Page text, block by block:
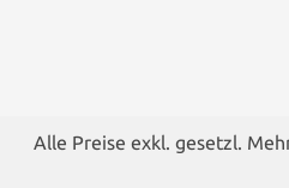
Alle Preise exkl. gesetzl.